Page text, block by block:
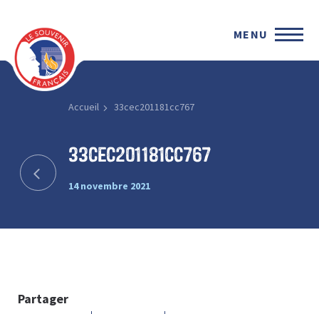
MENU
Accueil 33cec201181cc767
33cec201181cc767
14 novembre 2021
Partager